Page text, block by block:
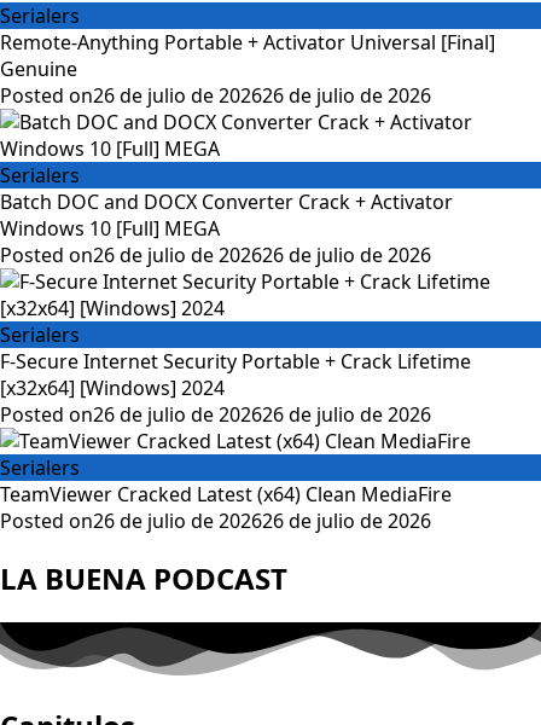
Serialers
Remote-Anything Portable + Activator Universal [Final]
Genuine
Posted on26 de julio de 202626 de julio de 2026
Serialers
Batch DOC and DOCX Converter Crack + Activator
Windows 10 [Full] MEGA
Posted on26 de julio de 202626 de julio de 2026
Serialers
F-Secure Internet Security Portable + Crack Lifetime
[x32x64] [Windows] 2024
Posted on26 de julio de 202626 de julio de 2026
Serialers
TeamViewer Cracked Latest (x64) Clean MediaFire
Posted on26 de julio de 202626 de julio de 2026
LA BUENA PODCAST